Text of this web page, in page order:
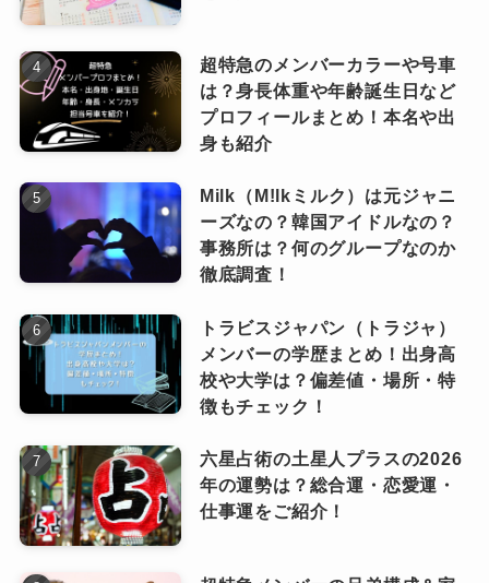
合写真、テレビ出演時の並び方などで、その身
長差が話題になることもしばしば。
ラウールさんとの並びはもちろん、メン
き立ち、逆にそれが佐久間大介さんのキ
ャラクター性をより際立たせる要素にも
なっています。
本人も自分の小柄さをネタにすることがあり、
Snow ManのYouTubeチャンネルやMCトークで
も「身長差イジリ」に笑顔で返す姿は、さっく
んの愛されキャラを物語る一コマ。
ピンときた
なっちー
身長というコンプレックスになり
がちな部分も前向きに受け止めて
SNSで多数投稿されるほどの人気
スノーマン佐久間大介はグループ内で
は身長順何位？
超特急のメンバーカラーや号車
は？身長体重や年齢誕生日など
プロフィールまとめ！本名や出
身も紹介
Milk（M!lkミルク）は元ジャニ
ーズなの？韓国アイドルなの？
事務所は？何のグループなのか
徹底調査！
トラビスジャパン（トラジャ）
メンバーの学歴まとめ！出身高
校や大学は？偏差値・場所・特
徴もチェック！
六星占術の土星人プラスの2026
年の運勢は？総合運・恋愛運・
仕事運をご紹介！